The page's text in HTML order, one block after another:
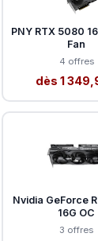
PNY RTX 5080
Fan
4 offres
dès 1
Nvidia GeForce
16G OC
3 offres